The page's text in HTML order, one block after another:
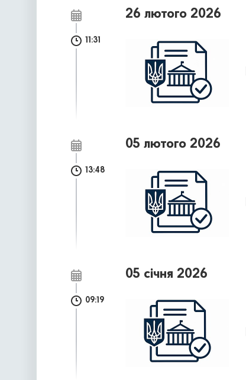
26 лютого 2026
11:31
05 лютого 2026
13:48
05 січня 2026
09:19